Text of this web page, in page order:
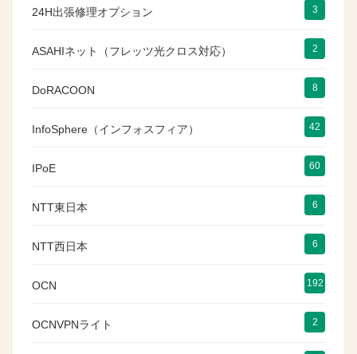
24H出張修理オプション 3
ASAHIネット（フレッツ光クロス対応） 2
DoRACOON 8
InfoSphere（インフォスフィア） 42
IPoE 60
NTT東日本 6
NTT西日本 6
OCN 192
OCNVPNライト 2